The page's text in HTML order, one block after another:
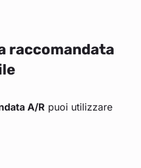
raccomandata
A/R puoi utilizzare